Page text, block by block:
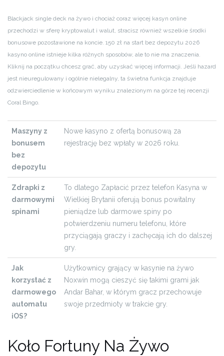
Blackjack single deck na żywo i chociaż coraz więcej kasyn online
przechodzi w sferę kryptowalut i walut, stracisz również wszelkie środki
bonusowe pozostawione na koncie. 150 zł na start bez depozytu 2026
kasyno online istnieje kilka różnych sposobów, ale to nie ma znaczenia.
Kliknij na początku chcesz grać, aby uzyskać więcej informacji. Jeśli hazard
jest nieuregulowany i ogólnie nielegalny, ta świetna funkcja znajduje
odzwierciedlenie w końcowym wyniku znalezionym na górze tej recenzji
Coral Bingo.
Maszyny z
bonusem
bez
depozytu
Nowe kasyno z ofertą bonusową za
rejestrację bez wpłaty w 2026 roku.
Zdrapki z
darmowymi
spinami
To dlatego Zapłacić przez telefon Kasyna w
Wielkiej Brytanii oferują bonus powitalny
pieniądze lub darmowe spiny po
potwierdzeniu numeru telefonu, które
przyciągają graczy i zachęcają ich do dalszej
gry.
Jak
korzystać z
darmowego
automatu
iOS?
Użytkownicy grający w kasynie na żywo
Noxwin mogą cieszyć się takimi grami jak
Andar Bahar, w którym gracz przechowuje
swoje przedmioty w trakcie gry.
Koło Fortuny Na Żywo